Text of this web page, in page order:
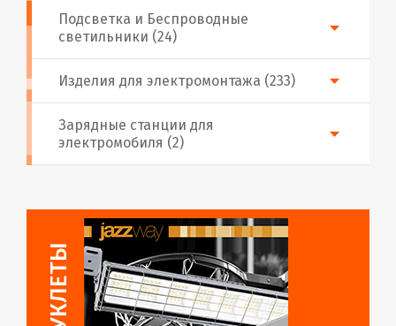
Подсветка и Беспроводные
светильники (24)
Изделия для электромонтажа (233)
Зарядные станции для
электромобиля (2)